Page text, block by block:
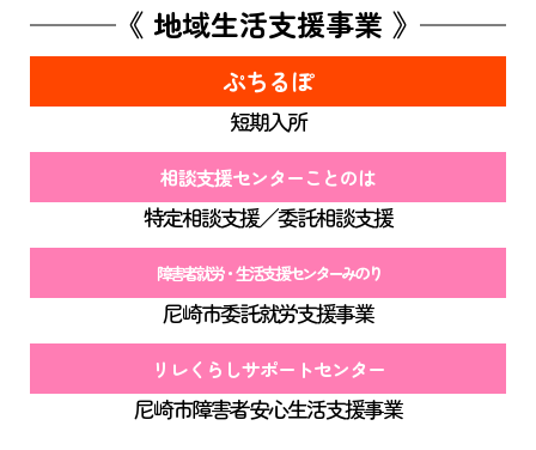
《 地域生活支援事業 》
ぷちるぽ
短期入所
相談支援センターことのは
特定相談支援／委託相談支援
障害者就労・生活支援センターみのり
尼崎市委託就労支援事業
リレくらしサポートセンター
尼崎市障害者安心生活支援事業